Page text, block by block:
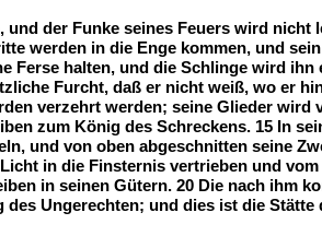
der Funke seines Feuers wird
werden in die Enge kommen, und
Ferse halten, und die Schlinge wird
Furcht, daß er nicht weiß, wo er
verzehrt werden; seine Glieder
zum König des Schreckens. 15 In
und von oben abgeschnitten seine
in die Finsternis vertrieben und
in seinen Gütern. 20 Die nach ihm
Ungerechten; und dies ist die